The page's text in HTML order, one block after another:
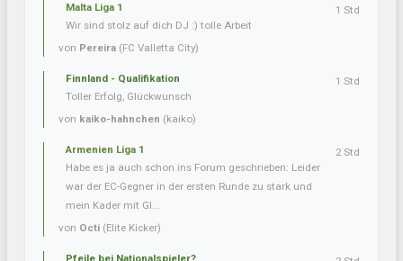
Malta Liga 1
Wir sind stolz auf dich DJ :) tolle Arbeit
von Pereira (FC Valletta City)
1 Std
Finnland - Qualifikation
Toller Erfolg, Glückwunsch
von kaiko-hahnchen (kaiko)
1 Std
Armenien Liga 1
Habe es ja auch schon ins Forum geschrieben: Leider
war der EC-Gegner in der ersten Runde zu stark und
mein Kader mit Gl...
von Octi (Elite Kicker)
2 Std
Pfeile bei Nationalspieler?